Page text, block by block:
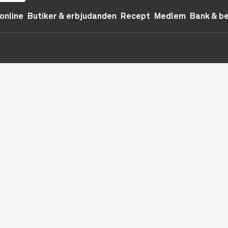
Butiker & erbjudanden Recept Medlem Bank &